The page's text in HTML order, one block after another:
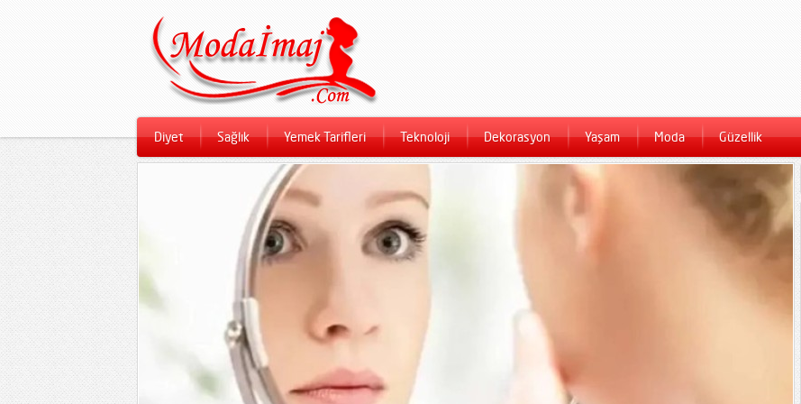
Diyet Sağlık Yemek Tarifleri Teknoloji Dekorasyon Yaşam Moda Güzellik